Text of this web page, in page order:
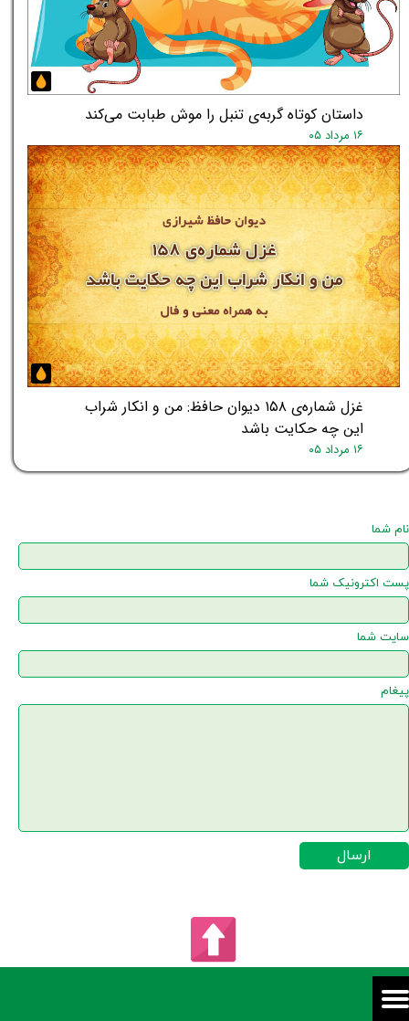
داستان کوتاه گربه‌ی تنبل را موش طبابت می‌کند
۱۶ مرداد ۰۵
غزل شماره‌ی ۱۵۸ دیوان حافظ: من و انکار شراب
این چه حکایت باشد
۱۶ مرداد ۰۵
نام شما
پست اکترونیک شما
سایت شما
پیغام
ارسال